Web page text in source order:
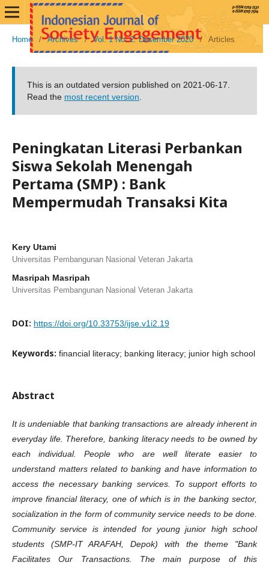
Home / Archives / Vol. 1 No. 2: Desember 2020 / Articles
This is an outdated version published on 2021-06-17.
Read the most recent version
Peningkatan Literasi Perbankan
Siswa Sekolah Menengah
Pertama (SMP) : Bank
Mempermudah Transaksi Kita
Kery Utami
Universitas Pembangunan Nasional Veteran Jakarta
Masripah Masripah
Universitas Pembangunan Nasional Veteran Jakarta
DOI: https://doi.org/10.33753/ijse.v1i2.19
Keywords: financial literacy; banking literacy; junior high school
Abstract
It is undeniable that banking transactions are already inherent in
everyday life. Therefore, banking literacy needs to be owned by
each individual. People who are well literate easier to
understand matters related to banking and have information to
access the necessary banking services. To support efforts to
improve financial literacy, one of which is in the banking sector,
socialization in the form of community service needs to be done.
Community service is intended for young junior high school
students (SMP-IT ARAFAH, Depok) with the theme "Bank
Facilitates Our Transactions. The main purpose of this